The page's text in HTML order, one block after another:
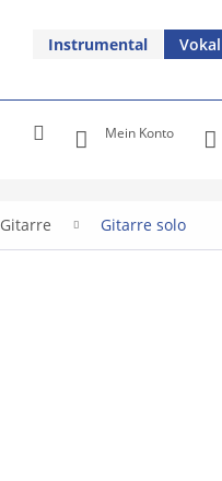
Instrumental Vokal
Mein Konto
Gitarre Gitarre solo